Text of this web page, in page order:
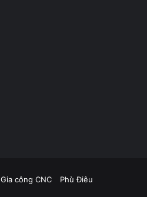
Gia công CNC Phù Điêu